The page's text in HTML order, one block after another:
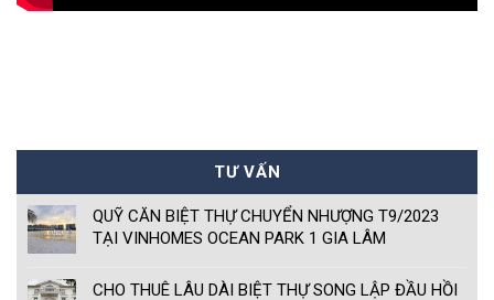
TƯ VẤN
QUỸ CĂN BIỆT THỰ CHUYỂN NHƯỢNG T9/2023
TẠI VINHOMES OCEAN PARK 1 GIA LÂM
CHO THUÊ LÂU DÀI BIỆT THỰ SONG LẬP ĐẦU HỒI